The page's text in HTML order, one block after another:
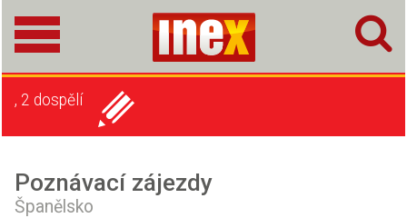
, 2 dospělí
Poznávací zájezdy
Španělsko